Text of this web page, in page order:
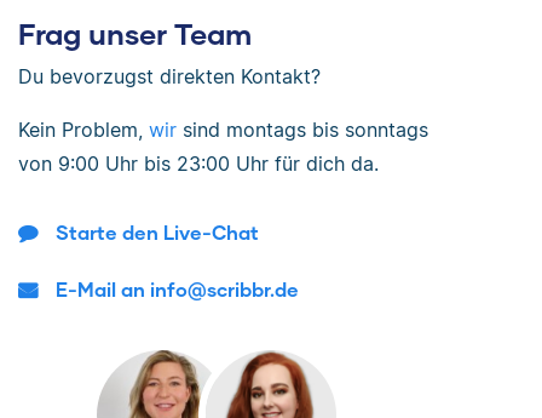
Frag unser Team
Du bevorzugst direkten Kontakt?
Kein Problem, wir sind montags bis sonntags
von 9:00 Uhr bis 23:00 Uhr für dich da.
Starte den Live-Chat
E-Mail an info@scribbr.de